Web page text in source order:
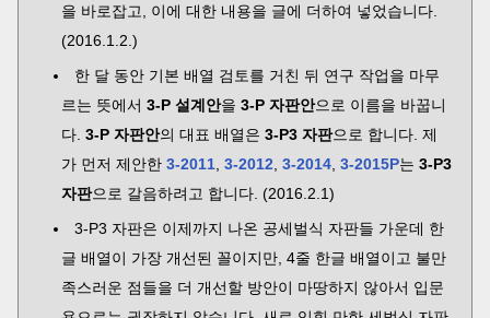
을 바로잡고, 이에 대한 내용을 글에 더하여 넣었습니다.
(2016.1.2.)
한 달 동안 기본 배열 검토를 거친 뒤 연구 작업을 마무
르는 뜻에서 3-P 설계안을 3-P 자판안으로 이름을 바꿉니
다. 3-P 자판안의 대표 배열은 3-P3 자판으로 합니다. 제
가 먼저 제안한 3-2011 3-2012 3-2014 3-2015P는 3-P3
자판으로 갈음하려고 합니다. (2016.2.1)
3-P3 자판은 이제까지 나온 공세벌식 자판들 가운데 한
글 배열이 가장 개선된 꼴이지만, 4줄 한글 배열이고 불만
족스러운 점들을 더 개선할 방안이 마땅하지 않아서 입문